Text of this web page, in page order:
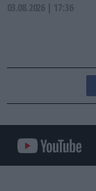
03.08.2026 | 17:36